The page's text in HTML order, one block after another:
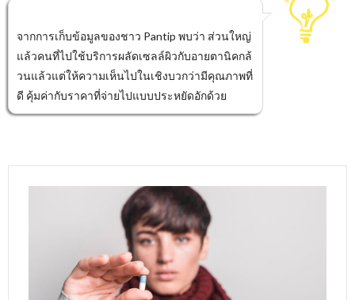
จากการเก็บข้อมูลของชาว Pantip พบว่า ส่วนใหญ่
แล้วคนที่ไปใช้บริการผลัดเซลล์ผิวกับอายตานิคกล้
วนแล้วแต่ให้ความเห็นไปในเชิงบวกว่ามีคุณภาพที่
ดี คุ้มค่ากับราคาที่จ่ายไปแบบประหยัดอักด้วย